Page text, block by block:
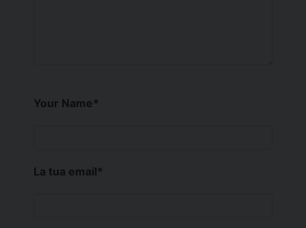
Your Name*
La tua email*